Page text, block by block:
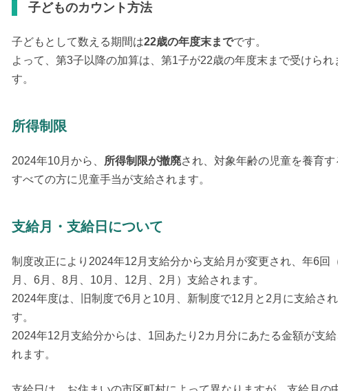
子どものカウント方法
子どもとして数える期間は22歳の年度末までです。
よって、第3子以降の加算は、第1子が22歳の年度末まで受けられ
す。
所得制限
2024年10月から、 所得制限が撤廃され、対象年齢の児童を養育す
すべての方に児童手当が支給されます。
支給月・支給日について
制度改正により2024年12月支給分から支給月が変更され、年6回
月、6月、8月、10月、12月、2月）支給されます。
2024年度は、旧制度で6月と10月、新制度で12月と2月に支給され
す。
2024年12月支給分からは、1回あたり2カ月分にあたる金額が支給
れます。